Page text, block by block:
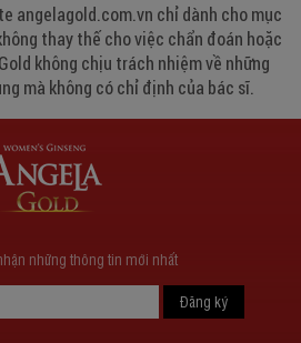
angelagold.com.vn chỉ dành cho mục
thay thế cho việc chẩn đoán hoặc
không chịu trách nhiệm về những
mà không có chỉ định của bác sĩ.
những thông tin mới nhất